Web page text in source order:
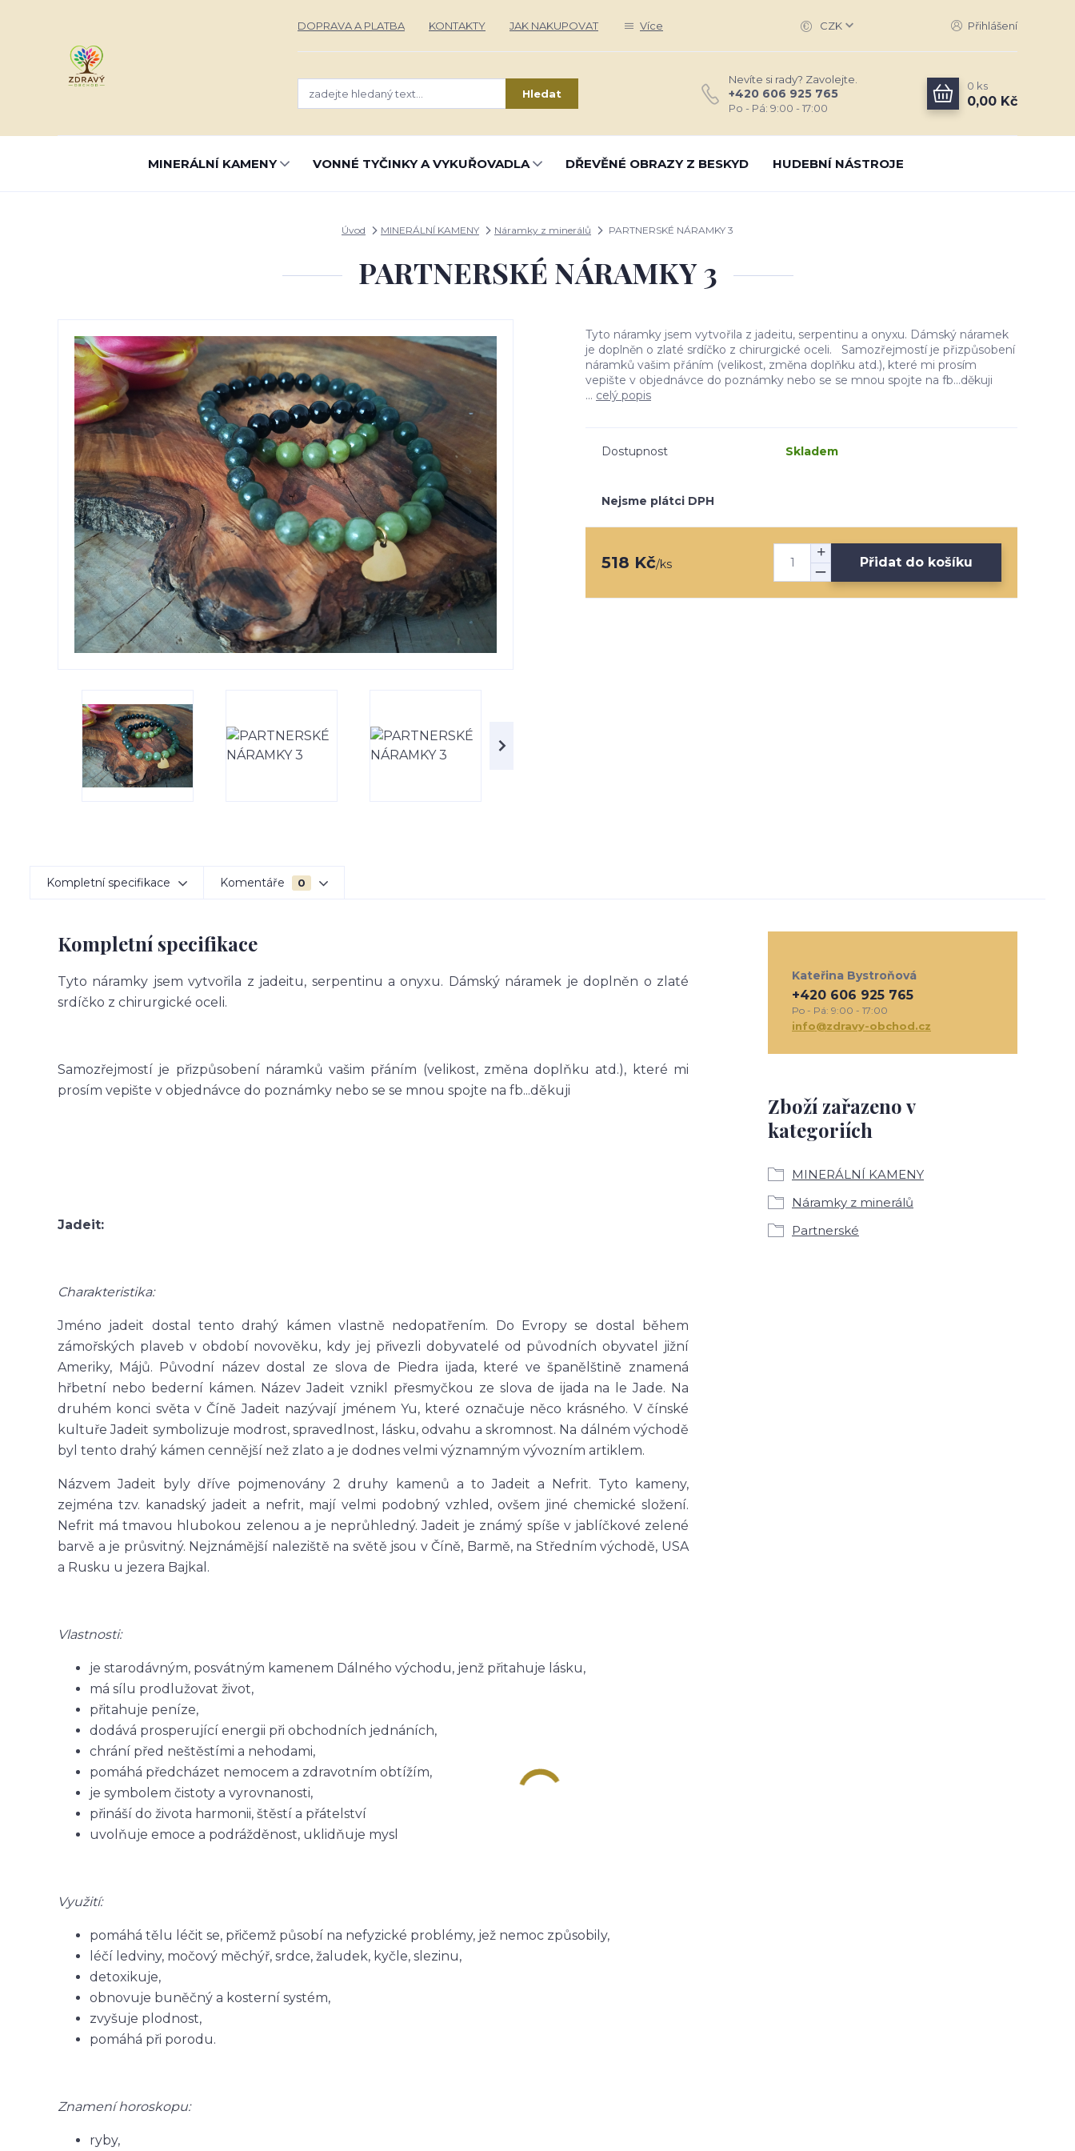
DOPRAVA A PLATBA KONTAKTY JAK NAKUPOVAT Více CZK Přihlášení
Hledat
Nevíte si rady? Zavolejte.
+420 606 925 765
Po - Pá: 9:00 - 17:00
0 ks
0,00 Kč
MINERÁLNÍ KAMENY VONNÉ TYČINKY A VYKUŘOVADLA DŘEVĚNÉ OBRAZY Z BESKYD HUDEBNÍ NÁSTROJE
Úvod MINERÁLNÍ KAMENY Náramky z minerálů PARTNERSKÉ NÁRAMKY 3
PARTNERSKÉ NÁRAMKY 3
Tyto náramky jsem vytvořila z jadeitu, serpentinu a onyxu. Dámský náramek
je doplněn o zlaté srdíčko z chirurgické oceli. Samozřejmostí je přizpůsobení
náramků vašim přáním (velikost, změna doplňku atd.), které mi prosím
vepište v objednávce do poznámky nebo se se mnou spojte na fb...děkuji
... celý popis
Dostupnost Skladem
Nejsme plátci DPH
518 Kč/ks Přidat do košíku
Kompletní specifikace Komentáře 0
Kompletní specifikace
Tyto náramky jsem vytvořila z jadeitu, serpentinu a onyxu. Dámský náramek je doplněn o zlaté
srdíčko z chirurgické oceli.
Samozřejmostí je přizpůsobení náramků vašim přáním (velikost, změna doplňku atd.), které mi
prosím vepište v objednávce do poznámky nebo se se mnou spojte na fb...děkuji
Jadeit:
Charakteristika:
Jméno jadeit dostal tento drahý kámen vlastně nedopatřením. Do Evropy se dostal během
zámořských plaveb v období novověku, kdy jej přivezli dobyvatelé od původních obyvatel jižní
Ameriky, Májů. Původní název dostal ze slova de Piedra ijada, které ve španělštině znamená
hřbetní nebo bederní kámen. Název Jadeit vznikl přesmyčkou ze slova de ijada na le Jade. Na
druhém konci světa v Číně Jadeit nazývají jménem Yu, které označuje něco krásného. V čínské
kultuře Jadeit symbolizuje modrost, spravedlnost, lásku, odvahu a skromnost. Na dálném východě
byl tento drahý kámen cennější než zlato a je dodnes velmi významným vývozním artiklem.
Názvem Jadeit byly dříve pojmenovány 2 druhy kamenů a to Jadeit a Nefrit. Tyto kameny,
zejména tzv. kanadský jadeit a nefrit, mají velmi podobný vzhled, ovšem jiné chemické složení.
Nefrit má tmavou hlubokou zelenou a je neprůhledný. Jadeit je známý spíše v jablíčkové zelené
barvě a je průsvitný. Nejznámější naleziště na světě jsou v Číně, Barmě, na Středním východě, USA
a Rusku u jezera Bajkal.
Vlastnosti:
je starodávným, posvátným kamenem Dálného východu, jenž přitahuje lásku,
má sílu prodlužovat život,
přitahuje peníze,
dodává prosperující energii při obchodních jednáních,
chrání před neštěstími a nehodami,
pomáhá předcházet nemocem a zdravotním obtížím,
je symbolem čistoty a vyrovnanosti,
přináší do života harmonii, štěstí a přátelství
uvolňuje emoce a podrážděnost, uklidňuje mysl
Využití:
pomáhá tělu léčit se, přičemž působí na nefyzické problémy, jež nemoc způsobily,
léčí ledviny, močový měchýř, srdce, žaludek, kyčle, slezinu,
detoxikuje,
obnovuje buněčný a kosterní systém,
zvyšuje plodnost,
pomáhá při porodu.
Znamení horoskopu:
ryby,
Zboží zařazeno v
kategoriích
MINERÁLNÍ KAMENY
Náramky z minerálů
Partnerské
Kateřina Bystroňová
+420 606 925 765
Po - Pá: 9:00 - 17:00
info@zdravy-obchod.cz